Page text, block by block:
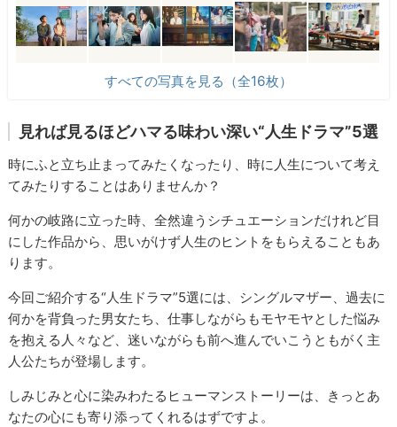
すべての写真を見る（全16枚）
見れば見るほどハマる味わい深い“人生ドラマ”5選
時にふと立ち止まってみたくなったり、時に人生について考え
てみたりすることはありませんか？
何かの岐路に立った時、全然違うシチュエーションだけれど目
にした作品から、思いがけず人生のヒントをもらえることもあ
ります。
今回ご紹介する“人生ドラマ”5選には、シングルマザー、過去に
何かを背負った男女たち、仕事しながらもモヤモヤとした悩み
を抱える人々など、迷いながらも前へ進んでいこうともがく主
人公たちが登場します。
しみじみと心に染みわたるヒューマンストーリーは、きっとあ
なたの心にも寄り添ってくれるはずですよ。